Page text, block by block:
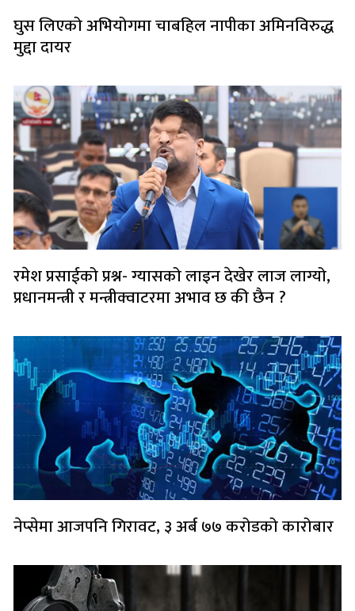
घुस लिएको अभियोगमा चाबहिल नापीका अमिनविरुद्ध
मुद्दा दायर
रमेश प्रसाईको प्रश्न- ग्यासको लाइन देखेर लाज लाग्यो,
प्रधानमन्त्री र मन्त्रीक्वाटरमा अभाव छ की छैन ?
नेप्सेमा आजपनि गिरावट, ३ अर्ब ७७ करोडको कारोबार